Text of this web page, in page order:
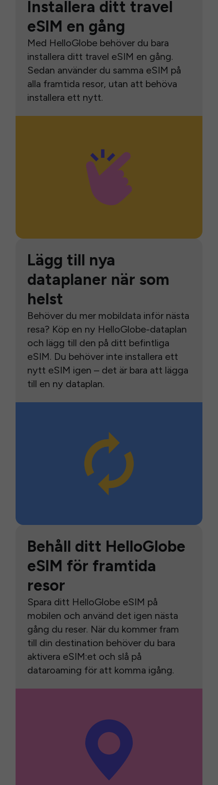
Installera ditt travel
eSIM en gång
Med HelloGlobe behöver du bara
installera ditt travel eSIM en gång.
Sedan använder du samma eSIM på
alla framtida resor, utan att behöva
installera ett nytt.
Lägg till nya
dataplaner när som
helst
Behöver du mer mobildata inför nästa
resa? Köp en ny HelloGlobe-dataplan
och lägg till den på ditt befintliga
eSIM. Du behöver inte installera ett
nytt eSIM igen – det är bara att lägga
till en ny dataplan.
Behåll ditt HelloGlobe
eSIM för framtida
resor
Spara ditt HelloGlobe eSIM på
mobilen och använd det igen nästa
gång du reser. När du kommer fram
till din destination behöver du bara
aktivera eSIM:et och slå på
dataroaming för att komma igång.